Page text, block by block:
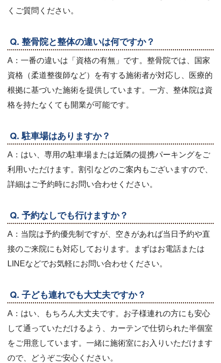
くご質問ください。
Q. 整骨院と整体の違いは何ですか？
A：一番の違いは「資格の有無」です。整骨院では、国家
資格（柔道整復師など）を有する施術者が対応し、医療的
根拠に基づいた施術を提供しています。一方、整体院は資
格を持たなくても開業が可能です。
Q. 駐車場はありますか？
A：はい、専用の駐車場または近隣の提携パーキングをご
利用いただけます。割引などのご案内もございますので、
詳細はご予約時にお問い合わせください。
Q. 予約なしでも行けますか？
A：当院は予約優先制ですが、空きがあれば当日予約や直
接のご来院にも対応しております。まずはお電話または
LINEなどでお気軽にお問い合わせください。
Q. 子ども連れでも大丈夫ですか？
A：はい、もちろん大丈夫です。お子様連れの方にも安心
して通っていただけるよう、カーテンで仕切られた半個室
をご用意しています。一緒に施術室にお入りいただけます
ので、どうぞご安心ください。